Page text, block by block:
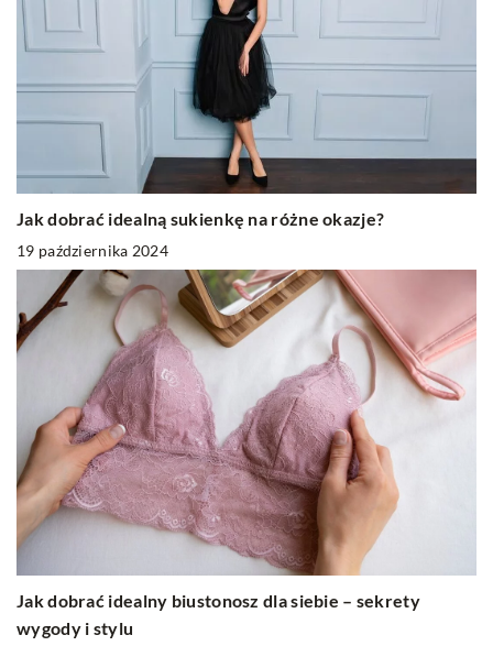
Jak dobrać idealną sukienkę na różne okazje?
19 października 2024
Jak dobrać idealny biustonosz dla siebie – sekrety
wygody i stylu